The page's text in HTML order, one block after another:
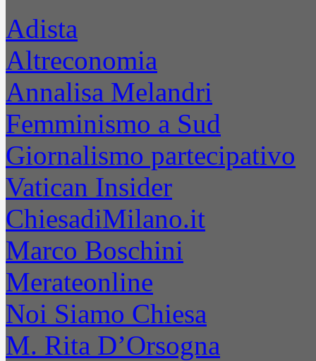
Adista
Altreconomia
Annalisa Melandri
Femminismo a Sud
Giornalismo partecipativo
Vatican Insider
ChiesadiMilano.it
Marco Boschini
Merateonline
Noi Siamo Chiesa
M. Rita D’Orsogna